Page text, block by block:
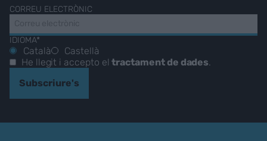
CORREU ELECTRÒNIC
IDIOMA*
Català
Castellà
He llegit i accepto eltractament de dades.
Subscriure's